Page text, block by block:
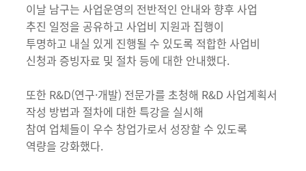
이날 남구는 사업운영의 전반적인 안내와 향후 사업
추진 일정을 공유하고 사업비 지원과 집행이
투명하고 내실 있게 진행될 수 있도록 적합한 사업비
신청과 증빙자료 및 절차 등에 대한 안내했다.
또한 R&D(연구·개발) 전문가를 초청해 R&D 사업계획서
작성 방법과 절차에 대한 특강을 실시해
참여 업체들이 우수 창업가로서 성장할 수 있도록
역량을 강화했다.